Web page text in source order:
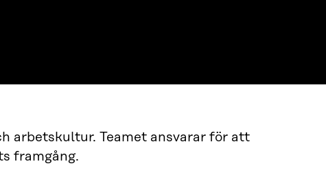
arbetskultur. Teamet ansvarar för att
framgång.